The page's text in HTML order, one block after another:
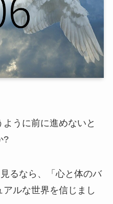
うに前に進めないと
?
るなら、「心と体のバ
ルな世界を信じまし